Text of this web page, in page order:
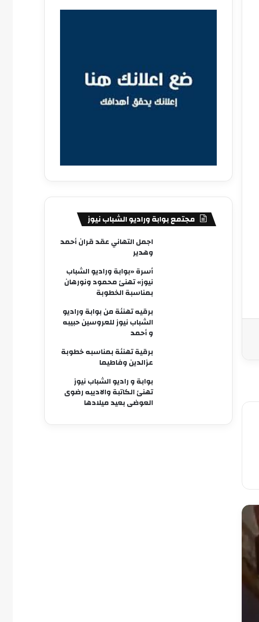
مجتمع بوابة وراديو الشباب نيوز
اجمل التهاني عقد قران أحمد
وهدير
أسرة «بوابة وراديو الشباب
نيوز» تهنئ محمود ونورهان
بمناسبة الخطوبة
برقيه تهنئة من بوابة وراديو
الشباب نيوز للعروسين حبيبه
و أحمد
برقية تهنئة بمناسبه خطوبة
عزالدين وفاطيما
بوابة و راديو الشباب نيوز
تهنئ الكاتبة والاديبه رضوى
العوضى بعيد ميلادها